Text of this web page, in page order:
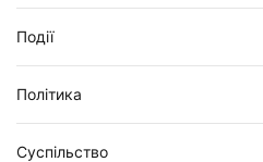
Події
Політика
Суспільство